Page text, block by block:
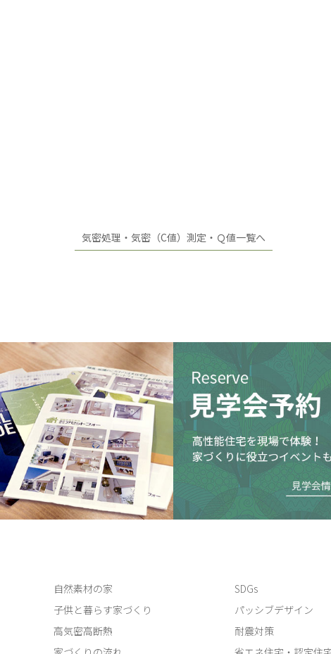
気密処理・気密（C値）測定・Ｑ値一覧へ
自然素材の家
子供と暮らす家づくり
高気密高断熱
SDGs
パッシブデザイン
耐震対策